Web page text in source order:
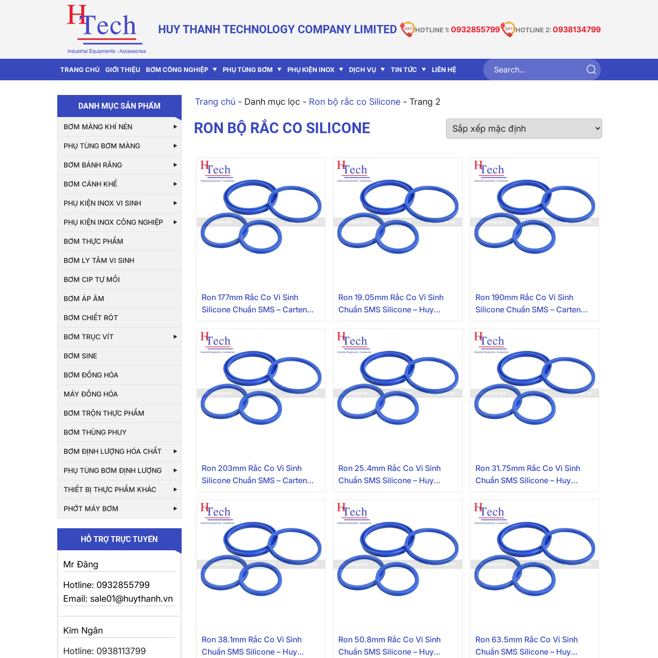
HUY THANH TECHNOLOGY COMPANY LIMITED HOTLINE 1: 0932855799 HOTLINE 2: 0938134799
TRANG CHỦ GIỚI THIỆU BƠM CÔNG NGHIỆP PHỤ TÙNG BƠM PHỤ KIỆN INOX DỊCH VỤ TIN TỨC LIÊN HỆ
DANH MỤC SẢN PHẨM
BƠM MÀNG KHÍ NÉN
PHỤ TÙNG BƠM MÀNG
BƠM BÁNH RĂNG
BƠM CÁNH KHẾ
PHỤ KIỆN INOX VI SINH
PHỤ KIỆN INOX CÔNG NGHIỆP
BƠM THỰC PHẨM
BƠM LY TÂM VI SINH
BƠM CIP TỰ MỒI
BƠM ÁP ÂM
BƠM CHIẾT RÓT
BƠM TRỤC VÍT
BƠM SINE
BƠM ĐỒNG HÓA
MÁY ĐỒNG HÓA
BƠM TRỘN THỰC PHẨM
BƠM THÙNG PHUY
BƠM ĐỊNH LƯỢNG HÓA CHẤT
PHỤ TÙNG BƠM ĐỊNH LƯỢNG
THIẾT BỊ THỰC PHẨM KHÁC
PHỚT MÁY BƠM
HỖ TRỢ TRỰC TUYẾN
Mr Đăng
Hotline: 0932855799
Email: sale01@huythanh.vn
Kim Ngân
Hotline: 0938113799
Trang chủ - Danh mục lọc - Ron bộ rắc co Silicone -Trang 2
RON BỘ RẮC CO SILICONE
Ron 177mm Rắc Co Vi Sinh
Silicone Chuẩn SMS – Carten
Ron 19.05mm Rắc Co Vi Sinh
Chuẩn SMS Silicone – Huy
Ron 190mm Rắc Co Vi Sinh
Silicone Chuẩn SMS – Carten
Ron 203mm Rắc Co Vi Sinh
Silicone Chuẩn SMS – Carten
Ron 25.4mm Rắc Co Vi Sinh
Chuẩn SMS Silicone – Huy
Ron 31.75mm Rắc Co Vi Sinh
Chuẩn SMS Silicone – Huy
Ron 38.1mm Rắc Co Vi Sinh
Chuẩn SMS Silicone – Huy
Ron 50.8mm Rắc Co Vi Sinh
Chuẩn SMS Silicone – Huy
Ron 63.5mm Rắc Co Vi Sinh
Chuẩn SMS Silicone – Huy